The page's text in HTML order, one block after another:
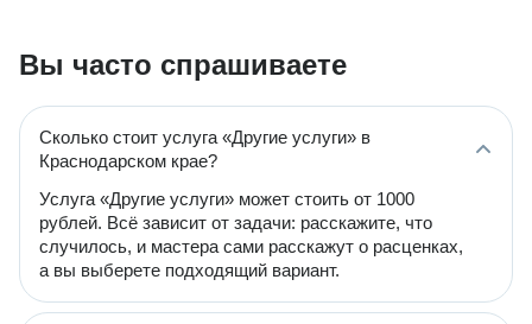
Вы часто спрашиваете
Сколько стоит услуга «Другие услуги» в
Краснодарском крае?
Услуга «Другие услуги» может стоить от 1000
рублей. Всё зависит от задачи: расскажите, что
случилось, и мастера сами расскажут о расценках,
а вы выберете подходящий вариант.